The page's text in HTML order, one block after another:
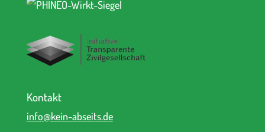
Kontakt
info@kein-abseits.de